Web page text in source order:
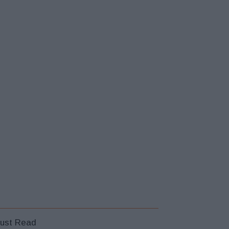
Read